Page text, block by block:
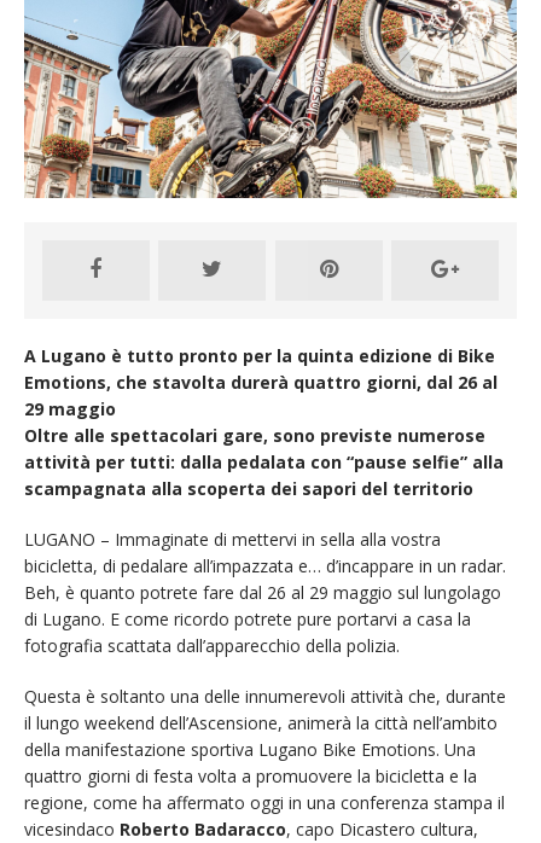
A Lugano è tutto pronto per la quinta edizione di Bike
Emotions, che stavolta durerà quattro giorni, dal 26 al
29 maggio
Oltre alle spettacolari gare, sono previste numerose
attività per tutti: dalla pedalata con “pause selfie” alla
scampagnata alla scoperta dei sapori del territorio
LUGANO – Immaginate di mettervi in sella alla vostra
bicicletta, di pedalare all’impazzata e… d’incappare in un radar.
Beh, è quanto potrete fare dal 26 al 29 maggio sul lungolago
di Lugano. E come ricordo potrete pure portarvi a casa la
fotografia scattata dall’apparecchio della polizia.
Questa è soltanto una delle innumerevoli attività che, durante
il lungo weekend dell’Ascensione, animerà la città nell’ambito
della manifestazione sportiva Lugano Bike Emotions. Una
quattro giorni di festa volta a promuovere la bicicletta e la
regione, come ha affermato oggi in una conferenza stampa il
vicesindaco Roberto Badaracco, capo Dicastero cultura,